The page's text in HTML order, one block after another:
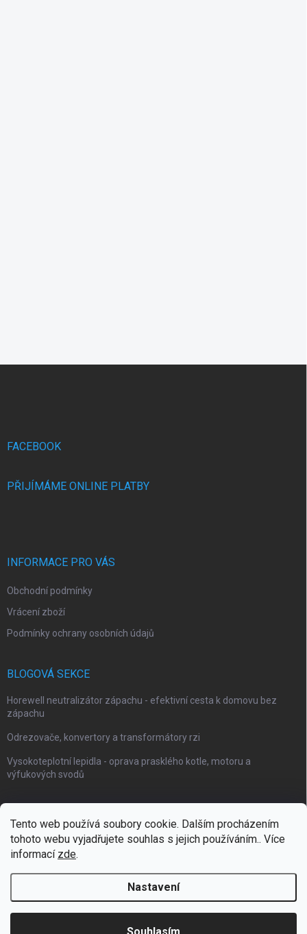
Tento web používá soubory cookie. Dalším procházením
tohoto webu vyjadřujete souhlas s jejich používáním.. Více
informací zde.
Nastavení
FACEBOOK
PŘIJÍMÁME ONLINE PLATBY
INFORMACE PRO VÁS
Obchodní podmínky
Vrácení zboží
Podmínky ochrany osobních údajů
BLOGOVÁ SEKCE
Horewell neutralizátor zápachu - efektivní cesta k domovu bez
zápachu
Odrezovače, konvertory a transformátory rzi
Vysokoteplotní lepidla - oprava prasklého kotle, motoru a
výfukových svodů
Webové stránky Impaguard Naše autokosmetika Impashield
Impanano . Všechna práva vyhrazena.